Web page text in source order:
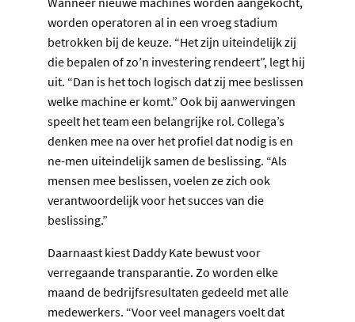
worden operatoren al in een vroeg stadium
betrokken bij de keuze. “Het zijn uiteindelijk zij
die bepalen of zo’n investering rendeert”, legt hij
uit. “Dan is het toch logisch dat zij mee beslissen
welke machine er komt.” Ook bij aanwervingen
speelt het team een belangrijke rol. Collega’s
denken mee na over het profiel dat nodig is en
ne-men uiteindelijk samen de beslissing. “Als
mensen mee beslissen, voelen ze zich ook
verantwoordelijk voor het succes van die
beslissing.”
Daarnaast kiest Daddy Kate bewust voor
verregaande transparantie. Zo worden elke
maand de bedrijfsresultaten gedeeld met alle
medewerkers. “Voor veel managers voelt dat